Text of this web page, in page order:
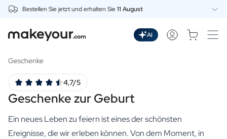
Bestellen Sie jetzt und erhalten Sie11 August
Getränke
Personalisierter Gin
Personalisierter Wodka
Personalisierter Rum
Personalisierter Wermut
Personalisierter Spritz
AI
Geschenke
Geschenke zur Geburt
4,7/5
Ein neues Leben zu feiern ist eines der schönsten
Ereignisse, die wir erleben können. Von dem Moment, in